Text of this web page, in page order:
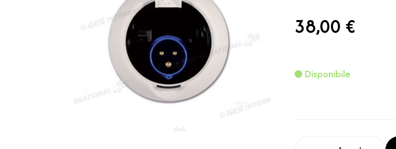
38,00 €
Disponibile